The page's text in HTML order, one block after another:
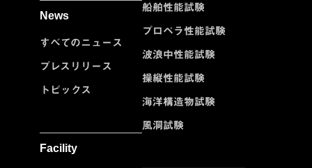
News
すべてのニュース
プレスリリース
トピックス
Facility
船舶性能試験
プロペラ性能試験
波浪中性能試験
操縦性能試験
海洋構造物試験
風洞試験